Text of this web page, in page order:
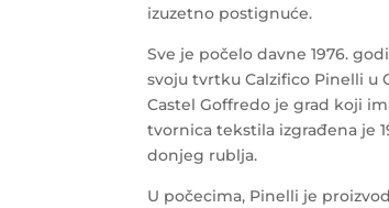
izuzetno postignuće.
Sve je počelo davne 1976.
svoju tvrtku Calzifico Pinelli u
Castel Goffredo je grad koji
tvornica tekstila izgrađena je
donjeg rublja.
U počecima, Pinelli je